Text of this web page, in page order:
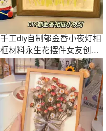
手工diy自制郁金香小夜灯相
框材料永生花摆件女友创意
母亲节礼物